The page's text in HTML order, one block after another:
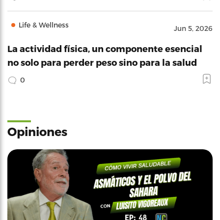
Life & Wellness Jun 5, 2026
La actividad física, un componente esencial
no solo para perder peso sino para la salud
0
Opiniones